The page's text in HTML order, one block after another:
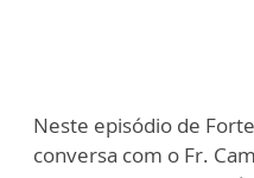
Neste episódio de
conversa com o Fr.